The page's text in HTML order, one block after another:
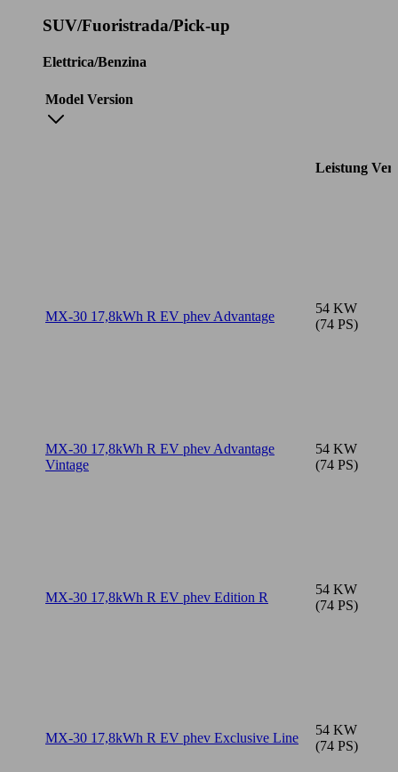
SUV/Fuoristrada/Pick-up
Elettrica/Benzina
Model Version
Leistung
MX-30 17,8kWh R EV phev Advantage
54 KW
(74 PS)
MX-30 17,8kWh R EV phev Advantage
Vintage
54 KW
(74 PS)
MX-30 17,8kWh R EV phev Edition R
54 KW
(74 PS)
MX-30 17,8kWh R EV phev Exclusive Line
54 KW
(74 PS)